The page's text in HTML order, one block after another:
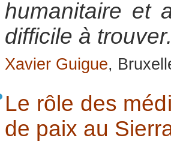
humanitaire et
difficile à
Xavier Guigue,
Le rôle des
de paix au